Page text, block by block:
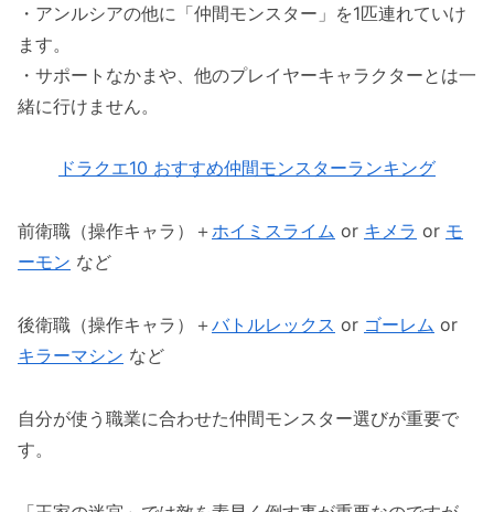
・アンルシアの他に「仲間モンスター」を1匹連れていけ
ます。
・サポートなかまや、他のプレイヤーキャラクターとは一
緒に行けません。
ドラクエ10 おすすめ仲間モンスターランキング
前衛職（操作キャラ）＋ホイミスライム or キメラ or モ
ーモン など
後衛職（操作キャラ）＋バトルレックス or ゴーレム or
キラーマシン など
自分が使う職業に合わせた仲間モンスター選びが重要で
す。